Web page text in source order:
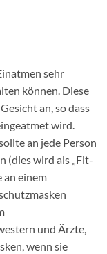
sehr
können. Diese
an, so dass
wird.
an jede Person
(dies wird als „Fit-
an einem
und Ärzte,
wenn sie